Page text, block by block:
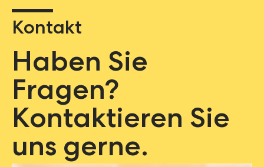
Kontakt
Haben Sie
Fragen?
Kontaktieren Sie
uns gerne.